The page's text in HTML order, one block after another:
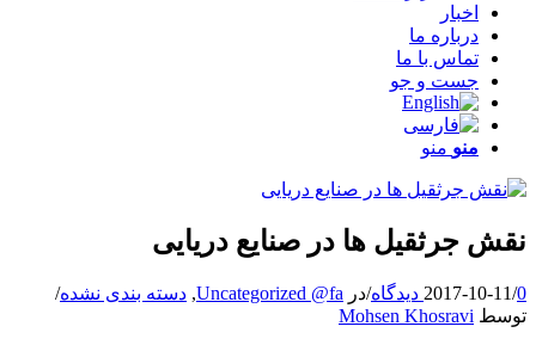
اخبار
درباره ما
تماس با ما
جست و جو
منو منو
نقش جرثقیل ها در صنایع دریایی
2017-10-11/0 دیدگاه /در Uncategorized @fa
, دسته بندی نشده/
توسط Mohsen Khosravi